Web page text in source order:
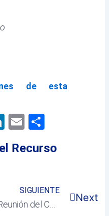
de esta
LinkedIn
Email
Recurso
SIGUIENTE
Reunión del Consorcio de Red Local en Villalbilla
Next